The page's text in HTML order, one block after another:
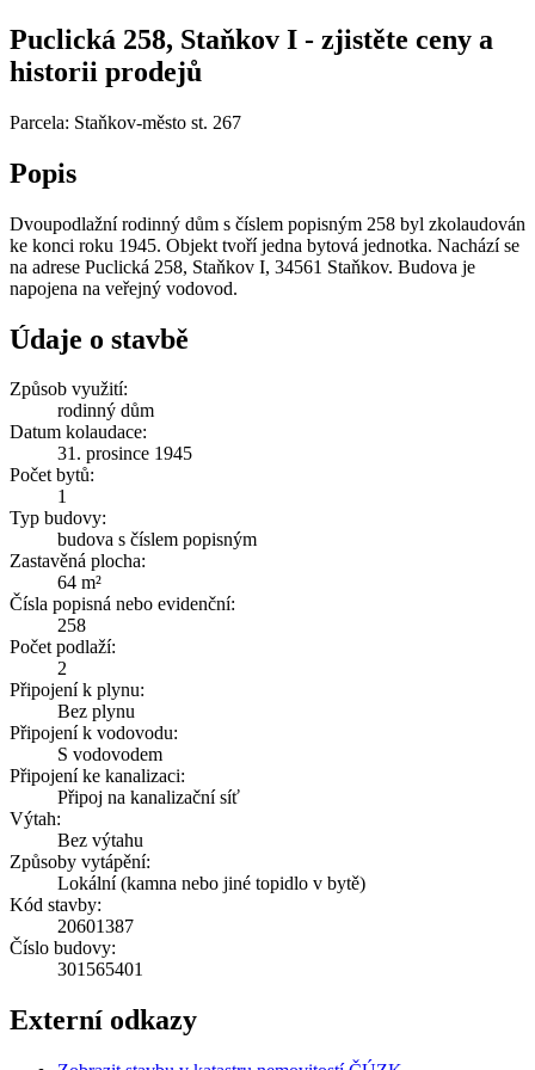
Puclická 258, Staňkov I - zjistěte ceny a
historii prodejů
Parcela: Staňkov-město st. 267
Popis
Dvoupodlažní rodinný dům s číslem popisným 258 byl zkolaudován
ke konci roku 1945. Objekt tvoří jedna bytová jednotka. Nachází se
na adrese Puclická 258, Staňkov I, 34561 Staňkov. Budova je
napojena na veřejný vodovod.
Údaje o stavbě
Způsob využití:
rodinný dům
Datum kolaudace:
31. prosince 1945
Počet bytů:
1
Typ budovy:
budova s číslem popisným
Zastavěná plocha:
64 m²
Čísla popisná nebo evidenční:
258
Počet podlaží:
2
Připojení k plynu:
Bez plynu
Připojení k vodovodu:
S vodovodem
Připojení ke kanalizaci:
Připoj na kanalizační síť
Výtah:
Bez výtahu
Způsoby vytápění:
Lokální (kamna nebo jiné topidlo v bytě)
Kód stavby:
20601387
Číslo budovy:
301565401
Externí odkazy